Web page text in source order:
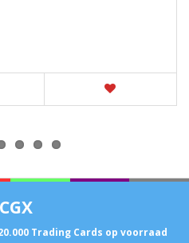
Trading Cards op voorraad